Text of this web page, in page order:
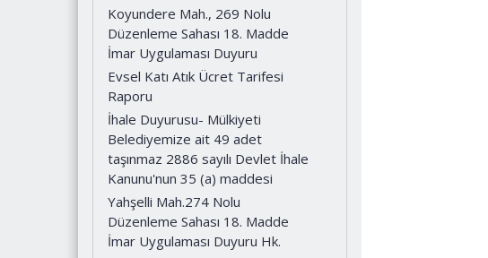
Koyundere Mah., 269 Nolu
Düzenleme Sahası 18. Madde
İmar Uygulaması Duyuru
Evsel Katı Atık Ücret Tarifesi
Raporu
İhale Duyurusu- Mülkiyeti
Belediyemize ait 49 adet
taşınmaz 2886 sayılı Devlet İhale
Kanunu'nun 35 (a) maddesi
Yahşelli Mah.274 Nolu
Düzenleme Sahası 18. Madde
İmar Uygulaması Duyuru Hk.